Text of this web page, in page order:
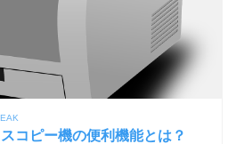
コピー機の便利機能とは？